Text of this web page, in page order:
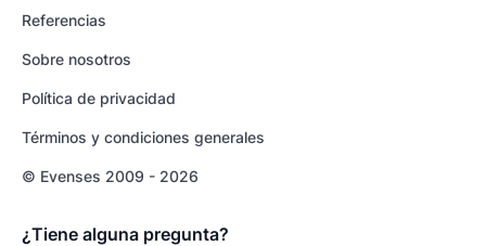
Referencias
Sobre nosotros
Política de privacidad
Términos y condiciones generales
© Evenses 2009 - 2026
¿Tiene alguna pregunta?